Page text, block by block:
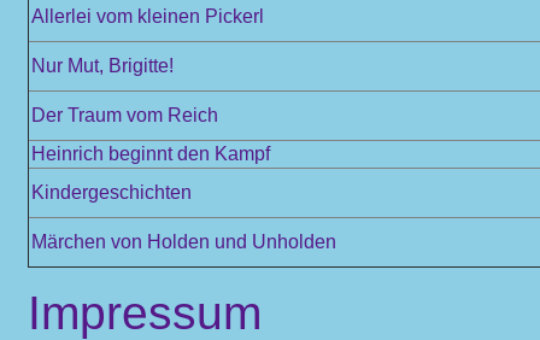
Allerlei vom kleinen Pickerl
Nur Mut, Brigitte!
Der Traum vom Reich
Heinrich beginnt den Kampf
Kindergeschichten
Märchen von Holden und Unholden
Impressum